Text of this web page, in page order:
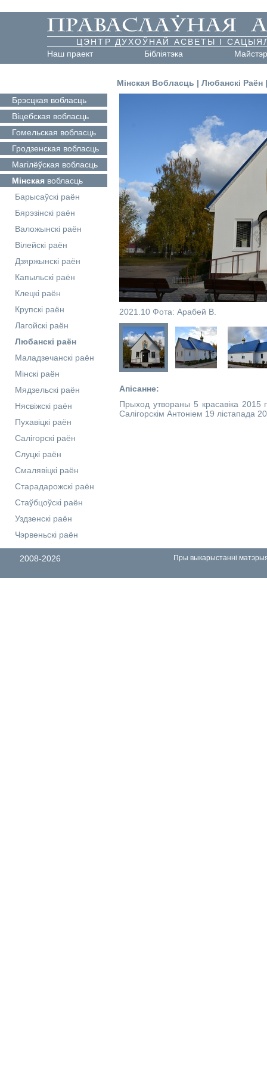
ЦЭНТР ДУХОЎНАЙ АСВЕТЫ І
Наш праект
Бібліятэка
Мінская Вобласць | Любанскі Раён
Брэсцкая вобласць
Віцебская вобласць
Гомельская вобласць
Гродзенская вобласць
Магілёўская вобласць
Мінская вобласць
Барысаўскі раён
Бярэзінскі раён
Валожынскі раён
Вілейскі раён
Дзяржынскі раён
Капыльскі раён
Клецкі раён
Крупскі раён
Лагойскі раён
Любанскі раён
Маладзечанскі раён
Мінскі раён
Мядзельскі раён
Нясвіжскі раён
Пухавіцкі раён
Салігорскі раён
Слуцкі раён
Смалявіцкі раён
Старадарожскі раён
Стаўбцоўскі раён
Уздзенскі раён
Чэрвеньскі раён
2021.10 Фота: Арабей В.
Апісанне:
Прыход утвораны 5 красавіка 2015
Салігорскім Антоніем 19 лістапада
2008-2026 Пры выкарыстанні